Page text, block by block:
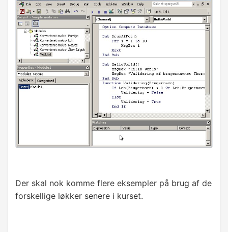
FORMULARER
Formatering
Validering
Menuer og værktøjsliner
Find data
Der skal nok komme flere eksempler på brug af de
forskellige løkker senere i kurset.